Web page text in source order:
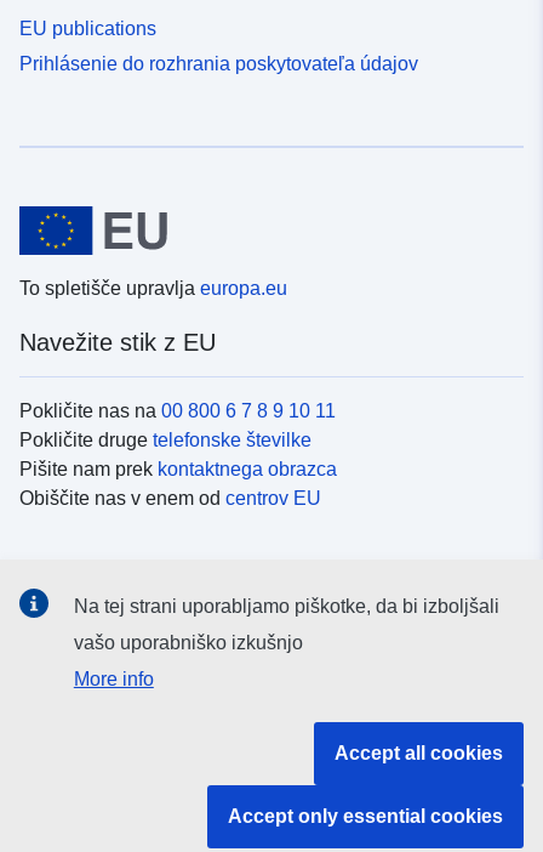
EU publications
Prihlásenie do rozhrania poskytovateľa údajov
To spletišče upravlja europa.eu
Navežite stik z EU
Pokličite nas na 00 800 6 7 8 9 10 11
Pokličite druge telefonske številke
Pišite nam prek kontaktnega obrazca
Obiščite nas v enem od centrov EU
Iskanje podružbenih medijih EU
Na tej strani uporabljamo piškotke, da bi izboljšali
vašo uporabniško izkušnjo
More info
Accept all cookies
Accept only essential cookies